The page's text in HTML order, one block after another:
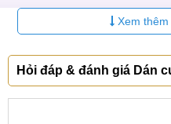
Số 123 Trần
ĐÀ NẴNG : Số 97
Xem thêm
Hỏi đáp & đánh giá Dán